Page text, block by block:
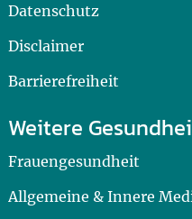
Datenschutz
Disclaimer
Barrierefreiheit
Weitere
Frauengesundheit
Allgemeine & Innere